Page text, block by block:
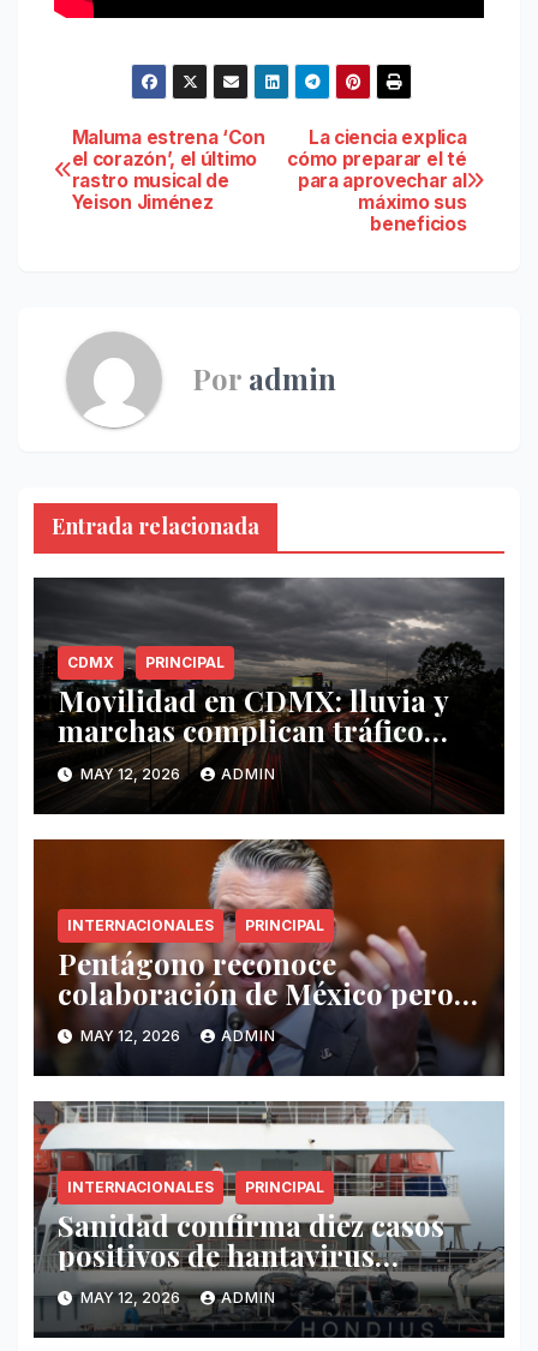
Navegación
de
La ciencia explica
cómo preparar el té
para aprovechar al
máximo sus
beneficios
Maluma estrena ‘Con
el corazón’, el último
rastro musical de
Yeison Jiménez
Por admin
Entrada relacionada
CDMX PRINCIPAL
Movilidad en CDMX: lluvia y
marchas complican tráfico
este 12 de mayo
MAY 12, 2026 ADMIN
INTERNACIONALES PRINCIPAL
Pentágono reconoce
colaboración de México pero
exige mayor operatividad
antidrogas
MAY 12, 2026 ADMIN
INTERNACIONALES PRINCIPAL
Sanidad confirma diez casos
positivos de hantavirus
vinculados al crucero MV
Hondius
MAY 12, 2026 ADMIN